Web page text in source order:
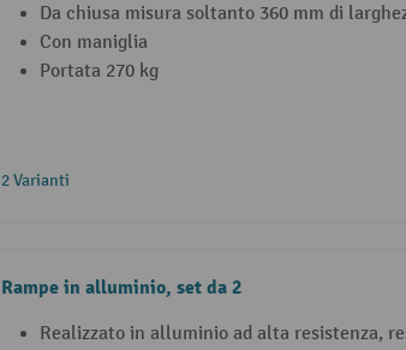
Da chiusa misura soltanto 360 mm di
Con maniglia
Portata 270 kg
2 Varianti
Rampe in alluminio, set da 2
Realizzato in alluminio ad alta resistenza,